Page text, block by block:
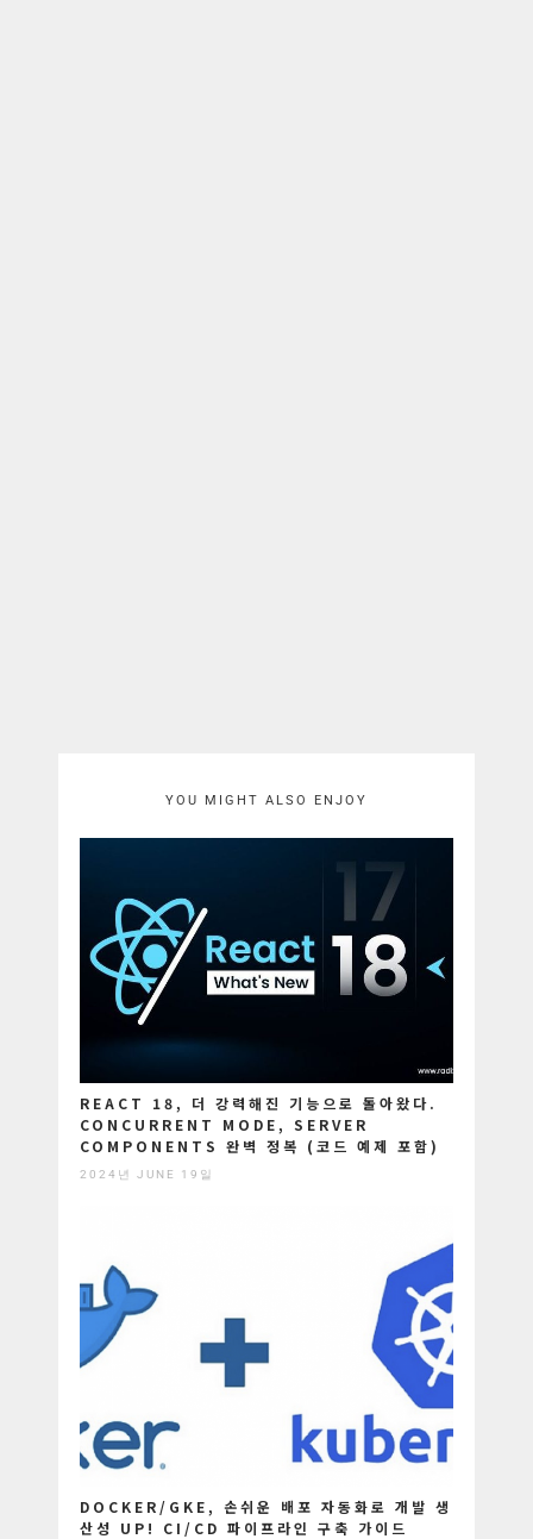
YOU MIGHT ALSO ENJOY
REACT 18, 더 강력해진 기능으로 돌아왔다.
CONCURRENT MODE, SERVER
COMPONENTS 완벽 정복 (코드 예제 포함)
2024년 JUNE 19일
DOCKER/GKE, 손쉬운 배포 자동화로 개발 생
산성 UP! CI/CD 파이프라인 구축 가이드